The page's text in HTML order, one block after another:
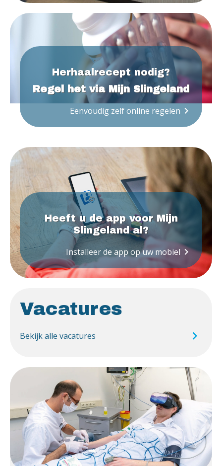
Herhaalrecept nodig?
Regel het via Mijn Slingeland
Eenvoudig zelf online regelen keyboard_arrow_right
Heeft u de app voor Mijn
Slingeland al?
Installeer de app op uw mobiel keyboard_arrow_right
Vacatures
Bekijk alle vacatures